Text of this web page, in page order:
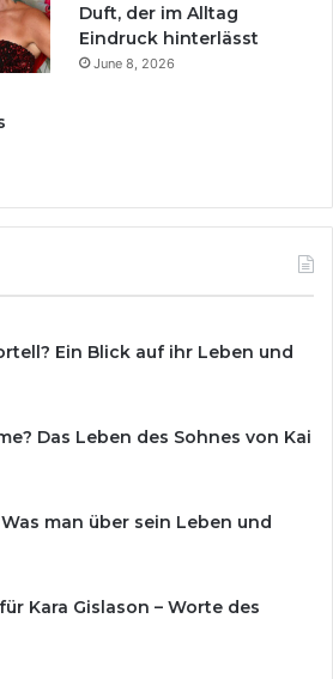
Duft, der im Alltag
Eindruck hinterlässt
June 8, 2026
Ein Blick auf ihr Leben und
Das Leben des Sohnes von Kai
man über sein Leben und
Kara Gislason – Worte des